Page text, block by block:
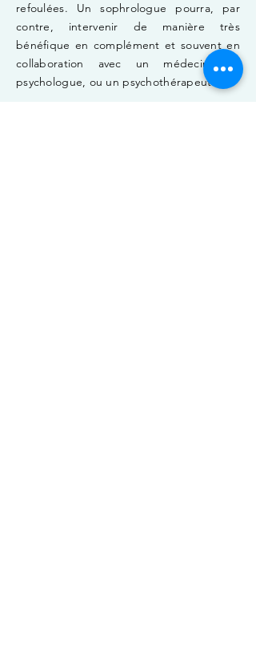
refoulées. Un sophrologue pourra, par
contre, intervenir de manière très
bénéfique en complément et souvent en
collaboration avec un médecin, un
psychologue, ou un psychothérapeute.